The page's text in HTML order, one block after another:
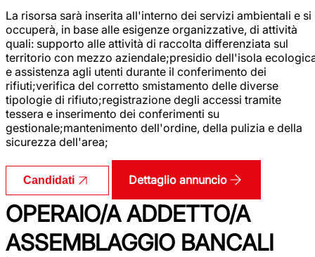
La risorsa sarà inserita all'interno dei servizi ambientali e si
occuperà, in base alle esigenze organizzative, di attività
quali: supporto alle attività di raccolta differenziata sul
territorio con mezzo aziendale;presidio dell'isola
e assistenza agli utenti durante il conferimento dei
rifiuti;verifica del corretto smistamento delle diverse
tipologie di rifiuto;registrazione degli accessi tramite
tessera e inserimento dei conferimenti su
gestionale;mantenimento dell'ordine, della pulizia e della
sicurezza dell'area;
Candidati Dettaglio annuncio
OPERAIO/A ADDETTO/A
ASSEMBLAGGIO BANCALI